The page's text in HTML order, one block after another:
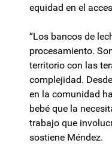
equidad en el
“Los bancos de
procesamiento.
territorio con las
complejidad.
en la comunidad
bebé que la
trabajo que
sostiene Méndez.